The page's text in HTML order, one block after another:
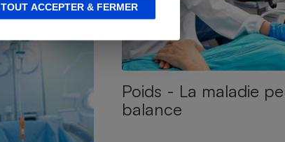
TOUT ACCEPTER & FERMER
Poids - La maladie
balance